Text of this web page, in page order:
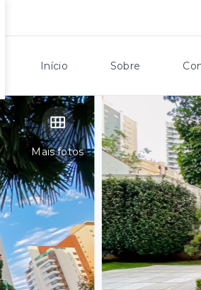
Início Sobre
Mais fotos